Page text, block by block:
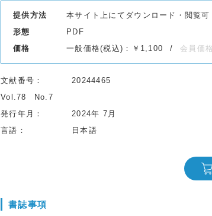
提供方法
本サイト上にてダウンロード・閲覧可
形態
PDF
価格
一般価格(税込)：￥1,100 会員価
文献番号 20244465
Vol.78
No.7
発行年月
2024年 7月
言語
日本語
書誌事項